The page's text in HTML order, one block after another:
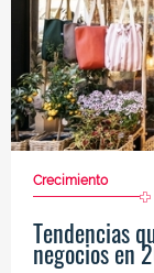
Crecimiento
Tendencias
negocios en